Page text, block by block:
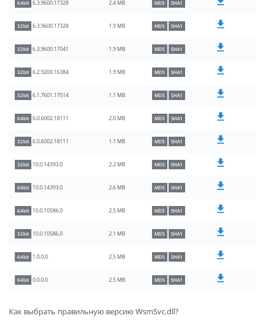
64bit 6.3.9600.17328 2.4 MB MD5 SHA1
32bit 6.3.9600.17328 1.9 MB MD5 SHA1
32bit 6.3.9600.17041 1.9 MB MD5 SHA1
32bit 6.2.9200.16384 1.9 MB MD5 SHA1
32bit 6.1.7601.17514 1.1 MB MD5 SHA1
64bit 6.0.6002.18111 2.0 MB MD5 SHA1
32bit 6.0.6002.18111 1.1 MB MD5 SHA1
32bit 10.0.14393.0 2.2 MB MD5 SHA1
64bit 10.0.14393.0 2.6 MB MD5 SHA1
64bit 10.0.10586.0 2.5 MB MD5 SHA1
32bit 10.0.10586.0 2.1 MB MD5 SHA1
64bit 1.0.0.0 2.5 MB MD5 SHA1
64bit 0.0.0.0 2.5 MB MD5 SHA1
Как выбрать правильную версию WsmSvc.dll?